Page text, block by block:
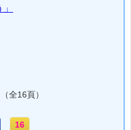
全16頁）
16